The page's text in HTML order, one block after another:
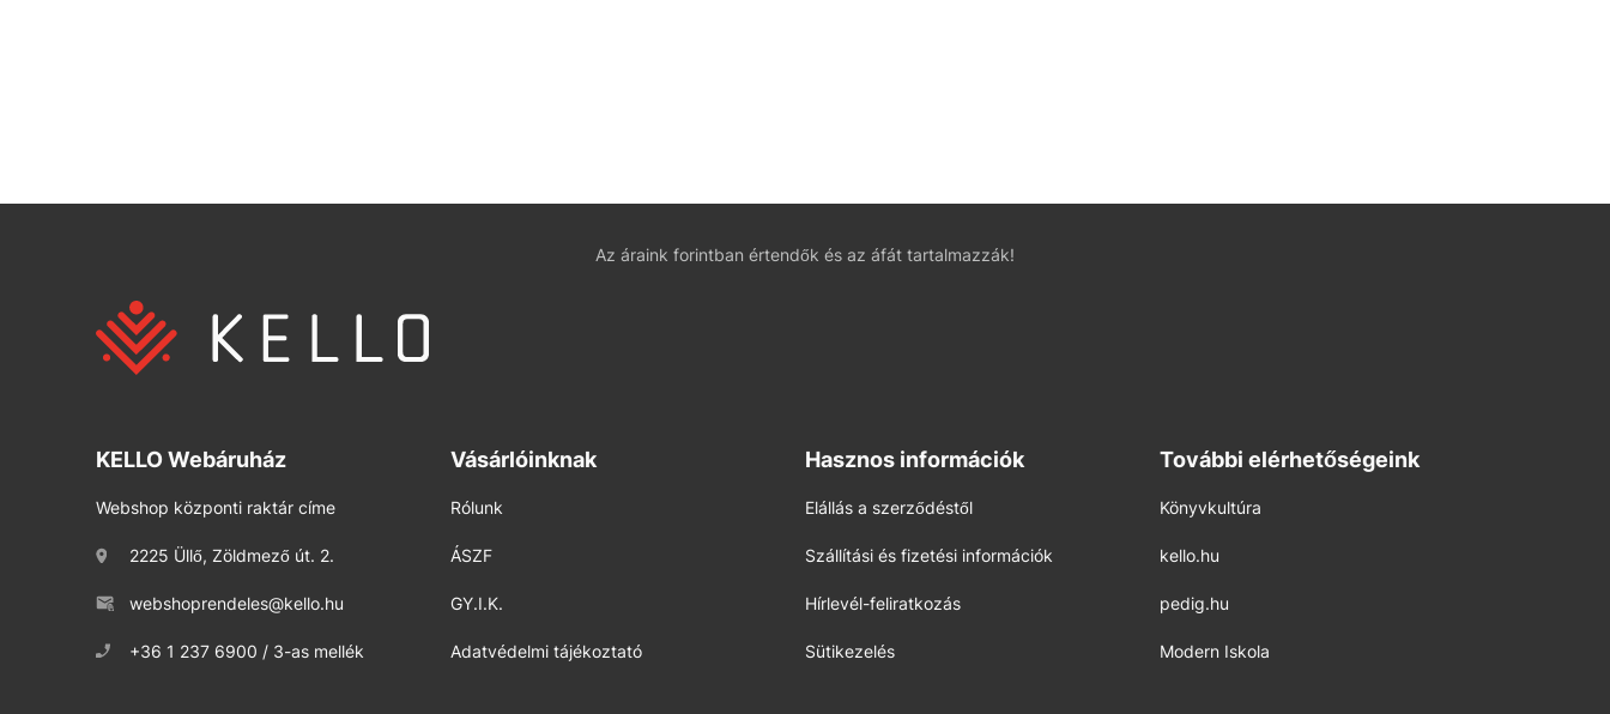
Az áraink forintban értendők és az áfát tartalmazzák!
KELLO Webáruház
Webshop központi raktár címe
2225 Üllő, Zöldmező út. 2.
webshoprendeles@kello.hu
+36 1 237 6900 / 3-as mellék
Vásárlóinknak
Rólunk
ÁSZF
GY.I.K.
Adatvédelmi tájékoztató
Hasznos információk
Elállás a szerződéstől
Szállítási és fizetési információk
Hírlevél-feliratkozás
Sütikezelés
További elérhetőségeink
Könyvkultúra
kello.hu
pedig.hu
Modern Iskola